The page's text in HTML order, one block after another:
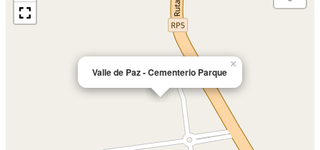
Valle de Paz - Cementerio Parque
×